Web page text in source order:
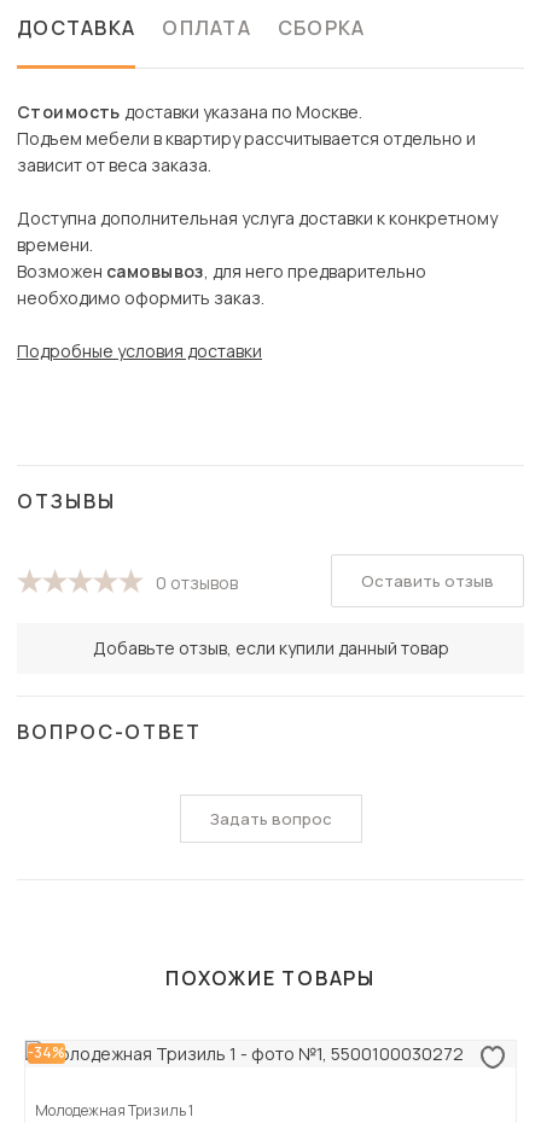
ДОСТАВКА ОПЛАТА СБОРКА
Стоимость доставки указана по Москве.
Подъем мебели в квартиру рассчитывается отдельно и
зависит от веса заказа.
Доступна дополнительная услуга доставки к конкретному
времени.
Возможен самовывоз, для него предварительно
необходимо оформить заказ.
Подробные условия доставки
ОТЗЫВЫ
0 отзывов
Добавьте отзыв, если купили данный товар
Оставить отзыв
ВОПРОС-ОТВЕТ
Задать вопрос
ПОХОЖИЕ ТОВАРЫ
-34%
Молодежная Тризиль 1